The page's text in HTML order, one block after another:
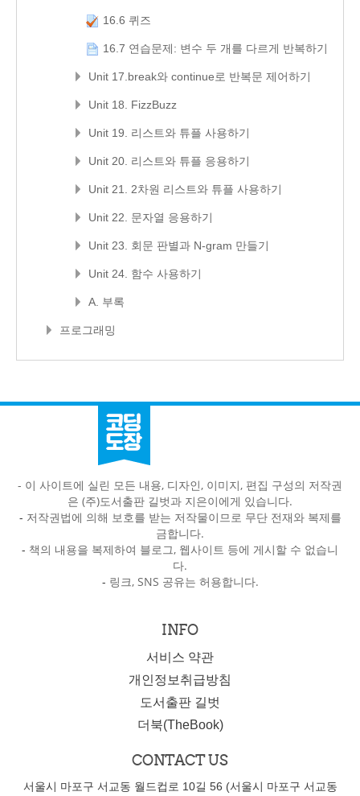
16.6 퀴즈
16.7 연습문제: 변수 두 개를 다르게 반복하기
Unit 17.break와 continue로 반복문 제어하기
Unit 18. FizzBuzz
Unit 19. 리스트와 튜플 사용하기
Unit 20. 리스트와 튜플 응용하기
Unit 21. 2차원 리스트와 튜플 사용하기
Unit 22. 문자열 응용하기
Unit 23. 회문 판별과 N-gram 만들기
Unit 24. 함수 사용하기
A. 부록
프로그래밍
- 이 사이트에 실린 모든 내용, 디자인, 이미지, 편집 구성의 저작권
은 (주)도서출판 길벗과 지은이에게 있습니다.
- 저작권법에 의해 보호를 받는 저작물이므로 무단 전재와 복제를
금합니다.
- 책의 내용을 복제하여 블로그, 웹사이트 등에 게시할 수 없습니
다.
- 링크, SNS 공유는 허용합니다.
INFO
서비스 약관
개인정보취급방침
도서출판 길벗
더북(TheBook)
CONTACT US
서울시 마포구 서교동 월드컵로 10길 56 (서울시 마포구 서교동